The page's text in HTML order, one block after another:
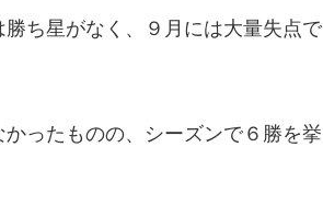
ち星がなく、９月には大量失点で
ったものの、シーズンで６勝を挙